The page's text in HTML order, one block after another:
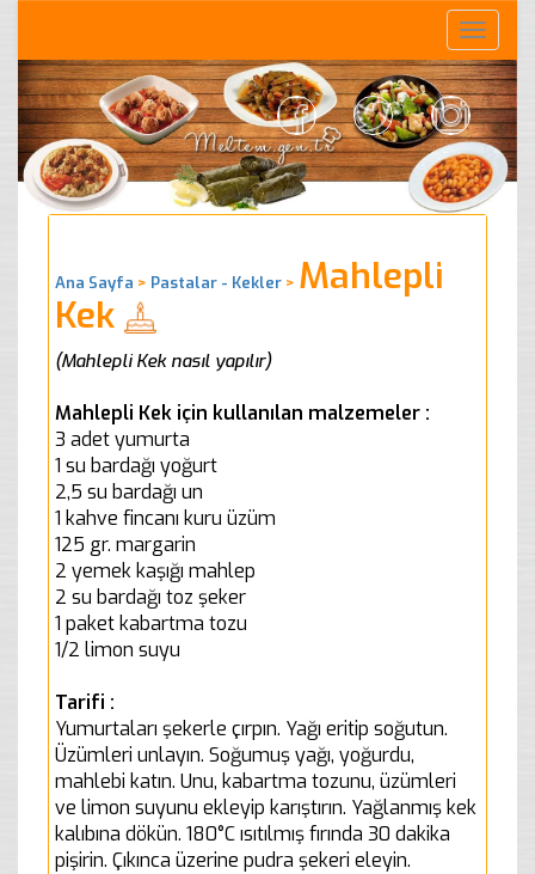
Toggle
Ana Sayfa > Pastalar - Kekler > Mahlepli
Kek
(Mahlepli Kek nasıl yapılır)
Mahlepli Kek için kullanılan malzemeler :
3 adet yumurta
1 su bardağı yoğurt
2,5 su bardağı un
1 kahve fincanı kuru üzüm
125 gr. margarin
2 yemek kaşığı mahlep
2 su bardağı toz şeker
1 paket kabartma tozu
1/2 limon suyu
Tarifi :
Yumurtaları şekerle çırpın. Yağı eritip soğutun.
Üzümleri unlayın. Soğumuş yağı, yoğurdu,
mahlebi katın. Unu, kabartma tozunu, üzümleri
ve limon suyunu ekleyip karıştırın. Yağlanmış kek
kalıbına dökün. 180°C ısıtılmış fırında 30 dakika
pişirin. Çıkınca üzerine pudra şekeri eleyin.